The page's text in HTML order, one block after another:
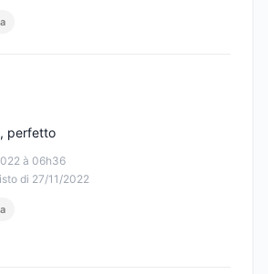
à 06h36
di 27/11/2022
perfetto